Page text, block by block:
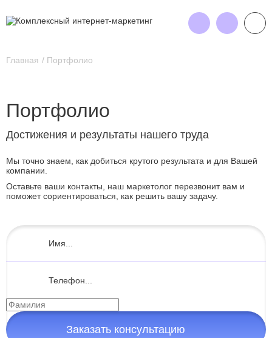
Главная Портфолио
Портфолио
Достижения и результаты нашего труда
Мы точно знаем, как добиться крутого результата и для Вашей
компании.
Оставьте ваши контакты, наш маркетолог перезвонит вам и
поможет сориентироваться, как решить вашу задачу.
Заказать консультацию